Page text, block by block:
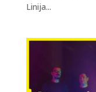
Linija...